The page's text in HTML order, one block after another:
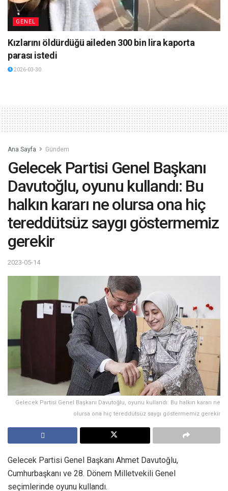
GENEL
Kızlarını öldürdüğü aileden 300 bin lira kaporta
parası istedi
2026-03-30
Ana Sayfa Gündem
Gelecek Partisi Genel Başkanı
Davutoğlu, oyunu kullandı: Bu
halkın kararı ne olursa ona hiç
tereddütsüz saygı göstermemiz
gerekir
2023-05-14
Gelecek Partisi Genel Başkanı Davutoğlu, oyunu kullandı: Bu halkın kararı ne
olursa ona hiç tereddütsüz saygı göstermemiz gerekir
Gelecek Partisi Genel Başkanı Ahmet Davutoğlu,
Cumhurbaşkanı ve 28. Dönem Milletvekili Genel
seçimlerinde oyunu kullandı.